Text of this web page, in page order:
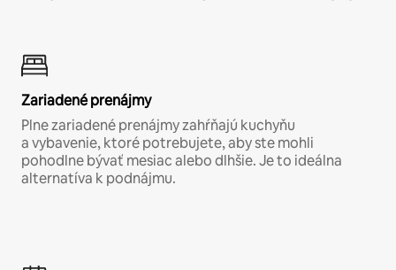
Zariadené prenájmy
Plne zariadené prenájmy zahŕňajú kuchyňu
a vybavenie, ktoré potrebujete, aby ste mohli
pohodlne bývať mesiac alebo dlhšie. Je to ideálna
alternatíva k podnájmu.